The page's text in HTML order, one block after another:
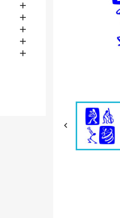





